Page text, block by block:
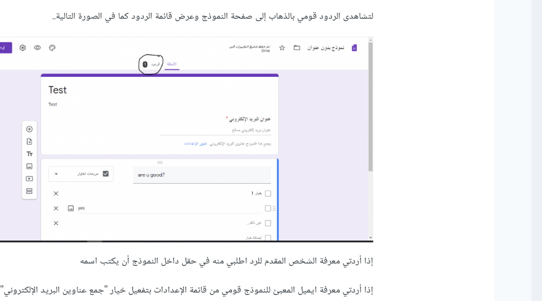
لتشاهدى الردود قومي بالذهاب إلى صفحة النموذج وعرض قائمة الردود كما في الصورة التالية..
إذا أردتي معرفة الشخص المقدم للرد اطلبي منه في حقل داخل النموذج أن يكتب اسمه
إذا أردتي معرفة ايميل المعبئ للنموذج قومي من قائمة الإعدادات بتفعيل خيار "جمع عناوين البريد